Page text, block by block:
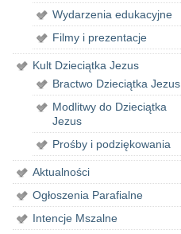
Wydarzenia edukacyjne
Filmy i prezentacje
Kult Dzieciątka Jezus
Bractwo Dzieciątka Jezus
Modlitwy do Dzieciątka
Jezus
Prośby i podziękowania
Aktualności
Ogłoszenia Parafialne
Intencje Mszalne